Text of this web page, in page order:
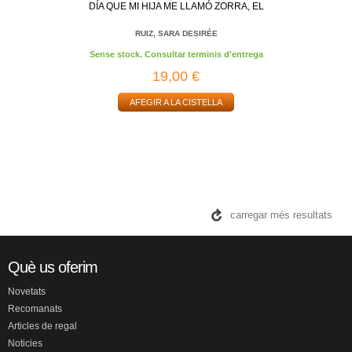
DÍA QUE MI HIJA ME LLAMÓ ZORRA, EL
RUIZ, SARA DESIRÉE
Sense stock. Consultar terminis d'entrega
19,00 €
AFEGIR A LA CISTELLA
carregar més resultats
Què us oferim
Novetats
Recomanats
Articles de regal
Noticies